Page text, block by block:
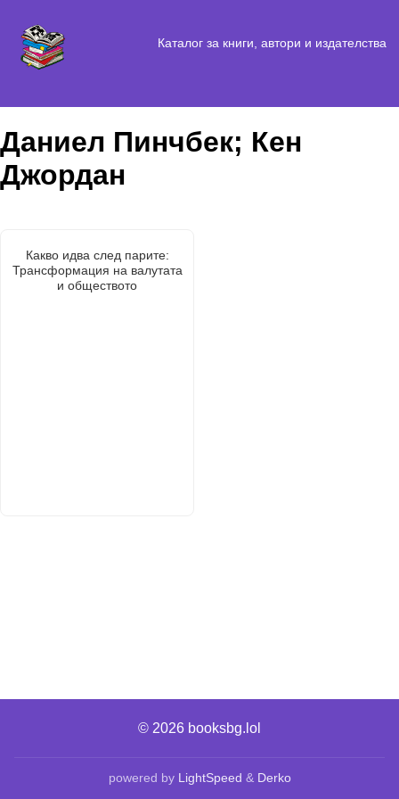
Каталог за книги, автори и издателства
Даниел Пинчбек; Кен
Джордан
Какво идва след парите:
Трансформация на валутата
и обществото
© 2026 booksbg.lol
powered by LightSpeed & Derko